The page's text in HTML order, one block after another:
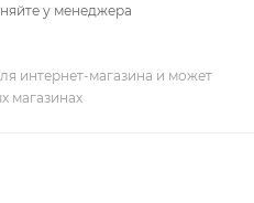
у менеджера
интернет-магазина и может
магазинах